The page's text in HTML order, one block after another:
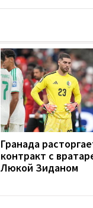
Гранада
контракт с
Люкой Зиданом